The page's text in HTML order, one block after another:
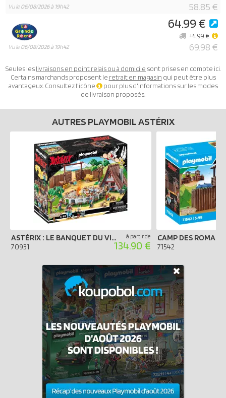
Vu le06/08/2026 à 19h42 58.85 €
Vu le06/08/2026 à 19h42
64.99 €
69.98 €
+4.99 €
Seules leslivraisons en point relais ou à domicile sont prises en compte ici.
Certains marchands proposent le retrait en magasin qui peut être plus
avantageux. Consultez l'icône
pour plus d'informations sur les modes
de livraison proposés.
AUTRES PLAYMOBIL ASTÉRIX
ASTÉRIX : LE BANQUET DU VILLAGE
70931
à partir de
134.90 €
CAMP DES
71542